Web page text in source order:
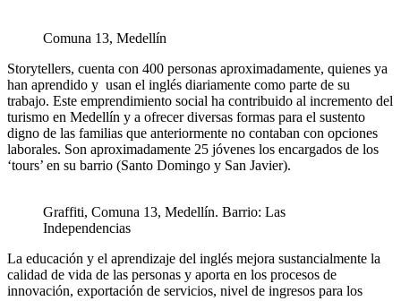
Comuna 13, Medellín
Storytellers, cuenta con 400 personas aproximadamente, quienes ya
han aprendido y usan el inglés diariamente como parte de su
trabajo. Este emprendimiento social ha contribuido al incremento del
turismo en Medellín y a ofrecer diversas formas para el sustento
digno de las familias que anteriormente no contaban con opciones
laborales. Son aproximadamente 25 jóvenes los encargados de los
‘tours’ en su barrio (Santo Domingo y San Javier).
Graffiti, Comuna 13, Medellín. Barrio: Las
Independencias
La educación y el aprendizaje del inglés mejora sustancialmente la
calidad de vida de las personas y aporta en los procesos de
innovación, exportación de servicios, nivel de ingresos para los